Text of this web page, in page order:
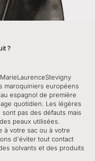
?
maroquiniers européens
espagnol de première
quotidien. Les légères
pas des défauts mais
peaux utilisées.
à votre sac ou à votre
d'éviter tout contact
solvants et des produits